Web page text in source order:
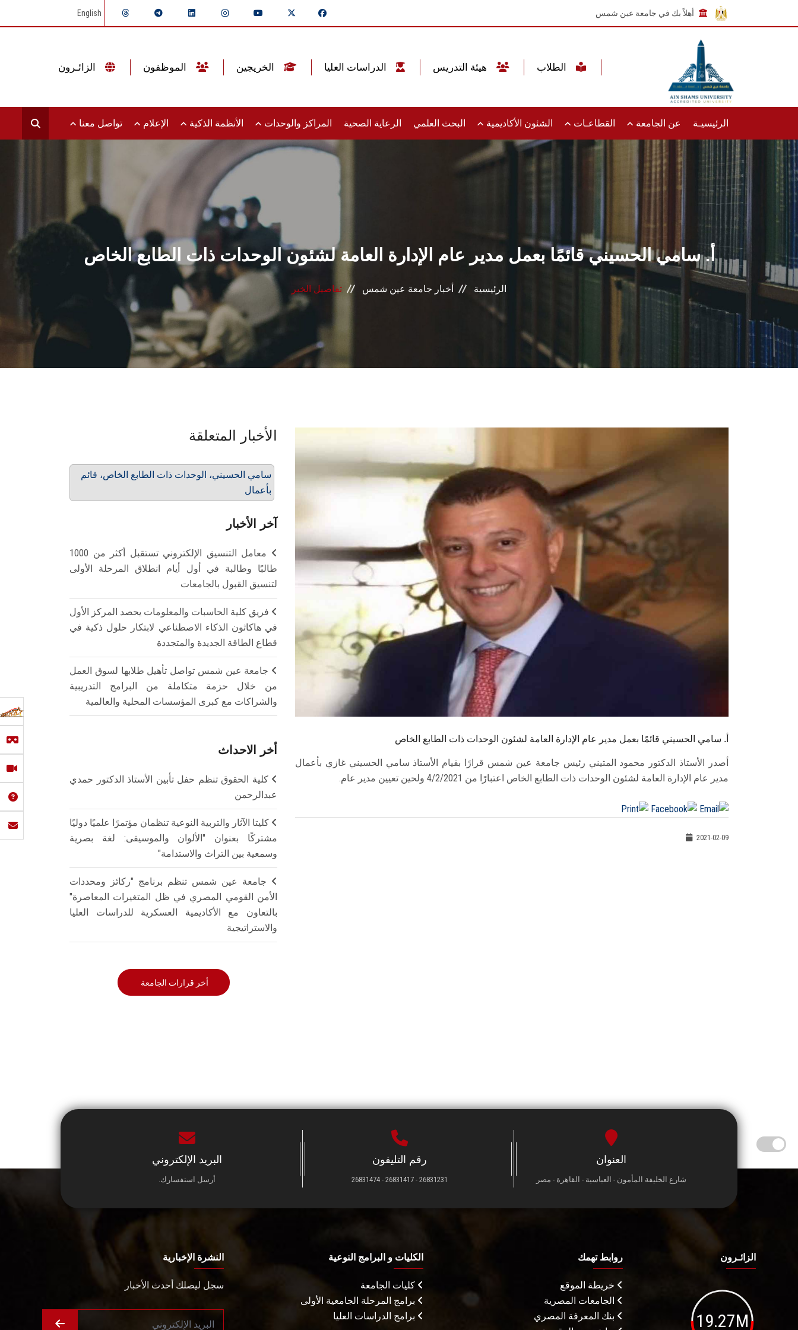
أهلاً بك في جامعة عين شمس English
الرئيسيـة عن الجامعة القطاعـات الشئون الأكاديمية البحث العلمي الرعاية الصحية المراكز والوحدات الأنظمة الذكية الإعلام تواصل معنا
أ. سامي الحسيني قائمًا بعمل مدير عام الإدارة العامة لشئون الوحدات ذات الطابع الخاص
الرئيسية أخبار جامعة عين شمس تفاصيل الخبر
أ. سامي الحسيني قائمًا بعمل مدير عام الإدارة العامة لشئون الوحدات ذات الطابع الخاص
أصدر الأستاذ الدكتور محمود المتيني رئيس جامعة عين شمس قرارًا بقيام الأستاذ سامي الحسيني غازي بأعمال
مدير عام الإدارة العامة لشئون الوحدات ذات الطابع الخاص اعتبارًا من 4/2/2021 ولحين تعيين مدير عام.
2021-02-09
الأخبار المتعلقة
سامي الحسيني، الوحدات ذات الطابع الخاص، قائم
بأعمال
آخر الأخبار
معامل التنسيق الإلكتروني تستقبل أكثر من 1000
طالبًا وطالبة في أول أيام انطلاق المرحلة الأولى
لتنسيق القبول بالجامعات
فريق كلية الحاسبات والمعلومات يحصد المركز الأول
في هاكاثون الذكاء الاصطناعي لابتكار حلول ذكية في
قطاع الطاقة الجديدة والمتجددة
جامعة عين شمس تواصل تأهيل طلابها لسوق العمل
من خلال حزمة متكاملة من البرامج التدريبية
والشراكات مع كبرى المؤسسات المحلية والعالمية
أخر الاحداث
كلية الحقوق تنظم حفل تأبين الأستاذ الدكتور حمدي
عبدالرحمن
كليتا الآثار والتربية النوعية تنظمان مؤتمرًا علميًا دوليًا
مشتركًا بعنوان "الألوان والموسيقى: لغة بصرية
وسمعية بين التراث والاستدامة"
جامعة عين شمس تنظم برنامج "ركائز ومحددات
الأمن القومي المصري في ظل المتغيرات المعاصرة"
بالتعاون مع الأكاديمية العسكرية للدراسات العليا
والاستراتيجية
أخر قرارات الجامعة
العنوان
شارع الخليفة المأمون - العباسية - القاهرة - مصر
رقم التليفون
26831231 - 26831417 - 26831474
البريد الإلكتروني
أرسل استفسارك.
الزائـرون
19.27M
روابط تهمك
خريطة الموقع
الجامعات المصرية
بنك المعرفة المصري
الكليات و البرامج النوعية
كليات الجامعة
برامج المرحلة الجامعية الأولى
برامج الدراسات العليا
النشرة الإخبارية
سجل ليصلك أحدث الأخبار